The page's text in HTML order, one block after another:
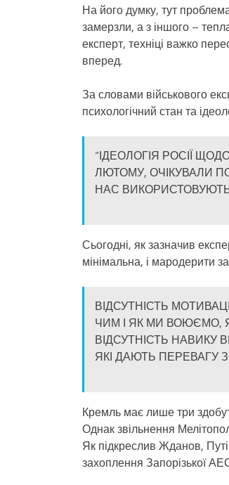
На його думку, тут
замерзли, а з іншого –
експерт, техніці важко
вперед.
За словами військового
психологічний стан та
“ІДЕОЛОГІЯ РОСІЇ
ЛЮТОМУ, ОЧІКУВАЛИ
НАС
Сьогодні, як зазначив
мінімальна, і мародерити
ВІДСУТНІСТЬ
ЧИМ І ЯК МИ ВОЮЄМО,
ВІДСУТНІСТЬ НАВИКУ
ЯКІ ДАЮТЬ ПЕРЕВАГУ
Кремль має лише три
Однак звільнення
Як підкреслив Жданов,
захоплення Запорізької